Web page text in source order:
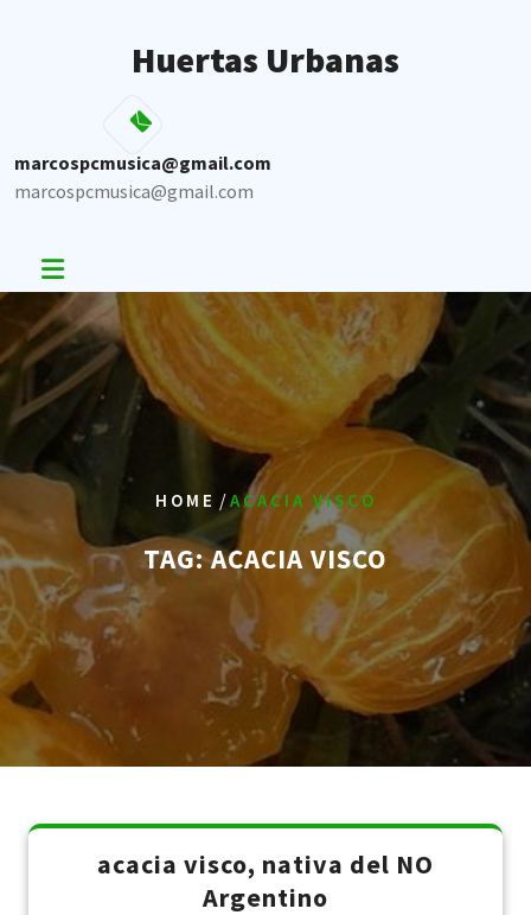
Huertas Urbanas
marcospcmusica@gmail.com
marcospcmusica@gmail.com
HOME /ACACIA VISCO
TAG:ACACIA VISCO
acacia visco, nativa del NO
Argentino